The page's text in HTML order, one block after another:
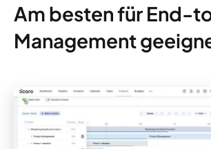
Am besten für End-
Management